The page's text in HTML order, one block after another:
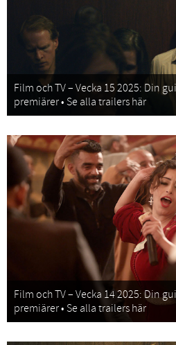
Film och TV – Vecka 15 2025: Din
premiärer • Se alla trailers här
Film och TV – Vecka 14 2025: Din
premiärer • Se alla trailers här